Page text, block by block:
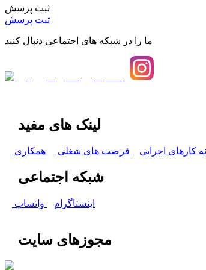
ثبت پرسش
ما را در شبکه های اجتماعی دنبال کنید
لینک های مفید
کارهای اجرایی فرصت های شغلی همکاری
شبکه اجتماعی
اینستاگرام واتساپ
مجوزهای سایت